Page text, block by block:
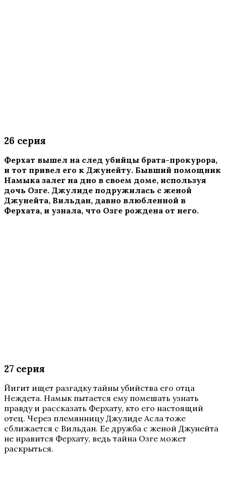
26 серия
Ферхат вышел на след убийцы брата-прокурора,
и тот привел его к Джунейту. Бывший помощник
Намыка залег на дно в своем доме, используя
дочь Озге. Джулиде подружилась с женой
Джунейта, Вильдан, давно влюбленной в
Ферхата, и узнала, что Озге рождена от него.
27 серия
Йигит ищет разгадку тайны убийства его отца
Неждета. Намык пытается ему помешать узнать
правду и рассказать Ферхату, кто его настоящий
отец. Через племянницу Джулиде Асла тоже
сближается с Вильдан. Ее дружба с женой Джунейта
не нравится Ферхату, ведь тайна Озге может
раскрыться.